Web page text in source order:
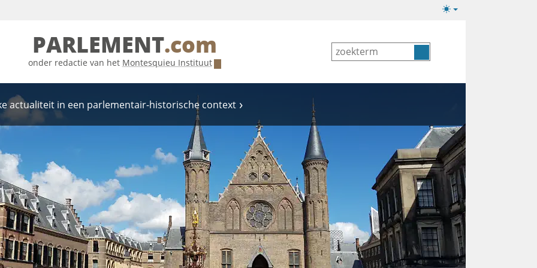
Lichte/donkere
PARLEMENT.com
onder redactie van het Montesquieu Instituut
actualiteit in een parlementair-historische context